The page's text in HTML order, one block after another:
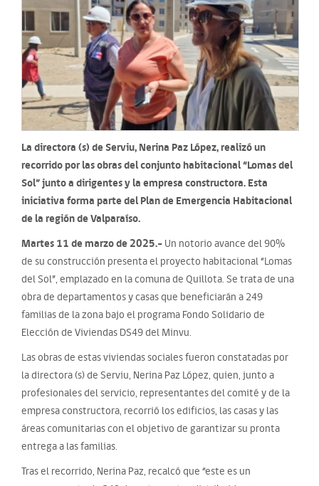
La directora (s) de Serviu, Nerina Paz López, realizó un
recorrido por las obras del conjunto habitacional “Lomas del
Sol” junto a dirigentes y la empresa constructora. Esta
iniciativa forma parte del Plan de Emergencia Habitacional
de la región de Valparaíso.
Martes 11 de marzo de 2025.- Un notorio avance del 90%
de su construcción presenta el proyecto habitacional “Lomas
del Sol”, emplazado en la comuna de Quillota. Se trata de una
obra de departamentos y casas que beneficiarán a 249
familias de la zona bajo el programa Fondo Solidario de
Elección de Viviendas DS49 del Minvu.
Las obras de estas viviendas sociales fueron constatadas por
la directora (s) de Serviu, Nerina Paz López, quien, junto a
profesionales del servicio, representantes del comité y de la
empresa constructora, recorrió los edificios, las casas y las
áreas comunitarias con el objetivo de garantizar su pronta
entrega a las familias.
Tras el recorrido, Nerina Paz, recalcó que “este es un